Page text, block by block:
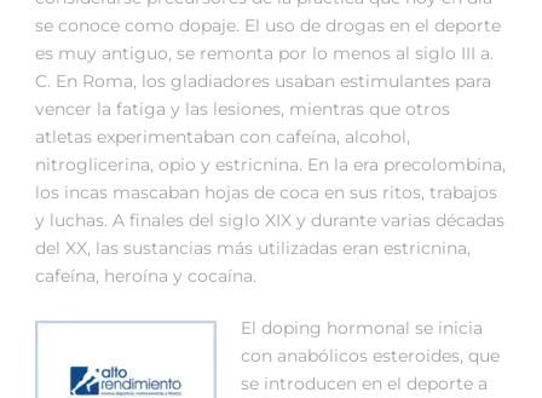
se conoce como dopaje. El uso de drogas en el deporte
es muy antiguo, se remonta por lo menos al siglo III a.
C. En Roma, los gladiadores usaban estimulantes para
vencer la fatiga y las lesiones, mientras que otros
atletas experimentaban con cafeína, alcohol,
nitroglicerina, opio y estricnina. En la era precolombina,
los incas mascaban hojas de coca en sus ritos, trabajos
y luchas. A finales del siglo XIX y durante varias décadas
del XX, las sustancias más utilizadas eran estricnina,
cafeína, heroína y cocaína.
El doping hormonal se inicia
con anabólicos esteroides, que
se introducen en el deporte a